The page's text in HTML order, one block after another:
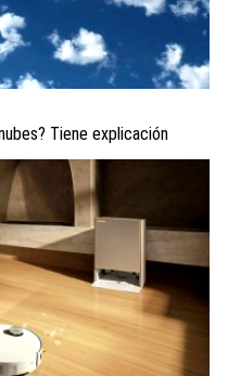
Tiene explicación